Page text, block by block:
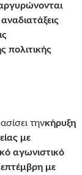
πολιτικής
τηνκήρυξη
με
αγωνιστικό
με